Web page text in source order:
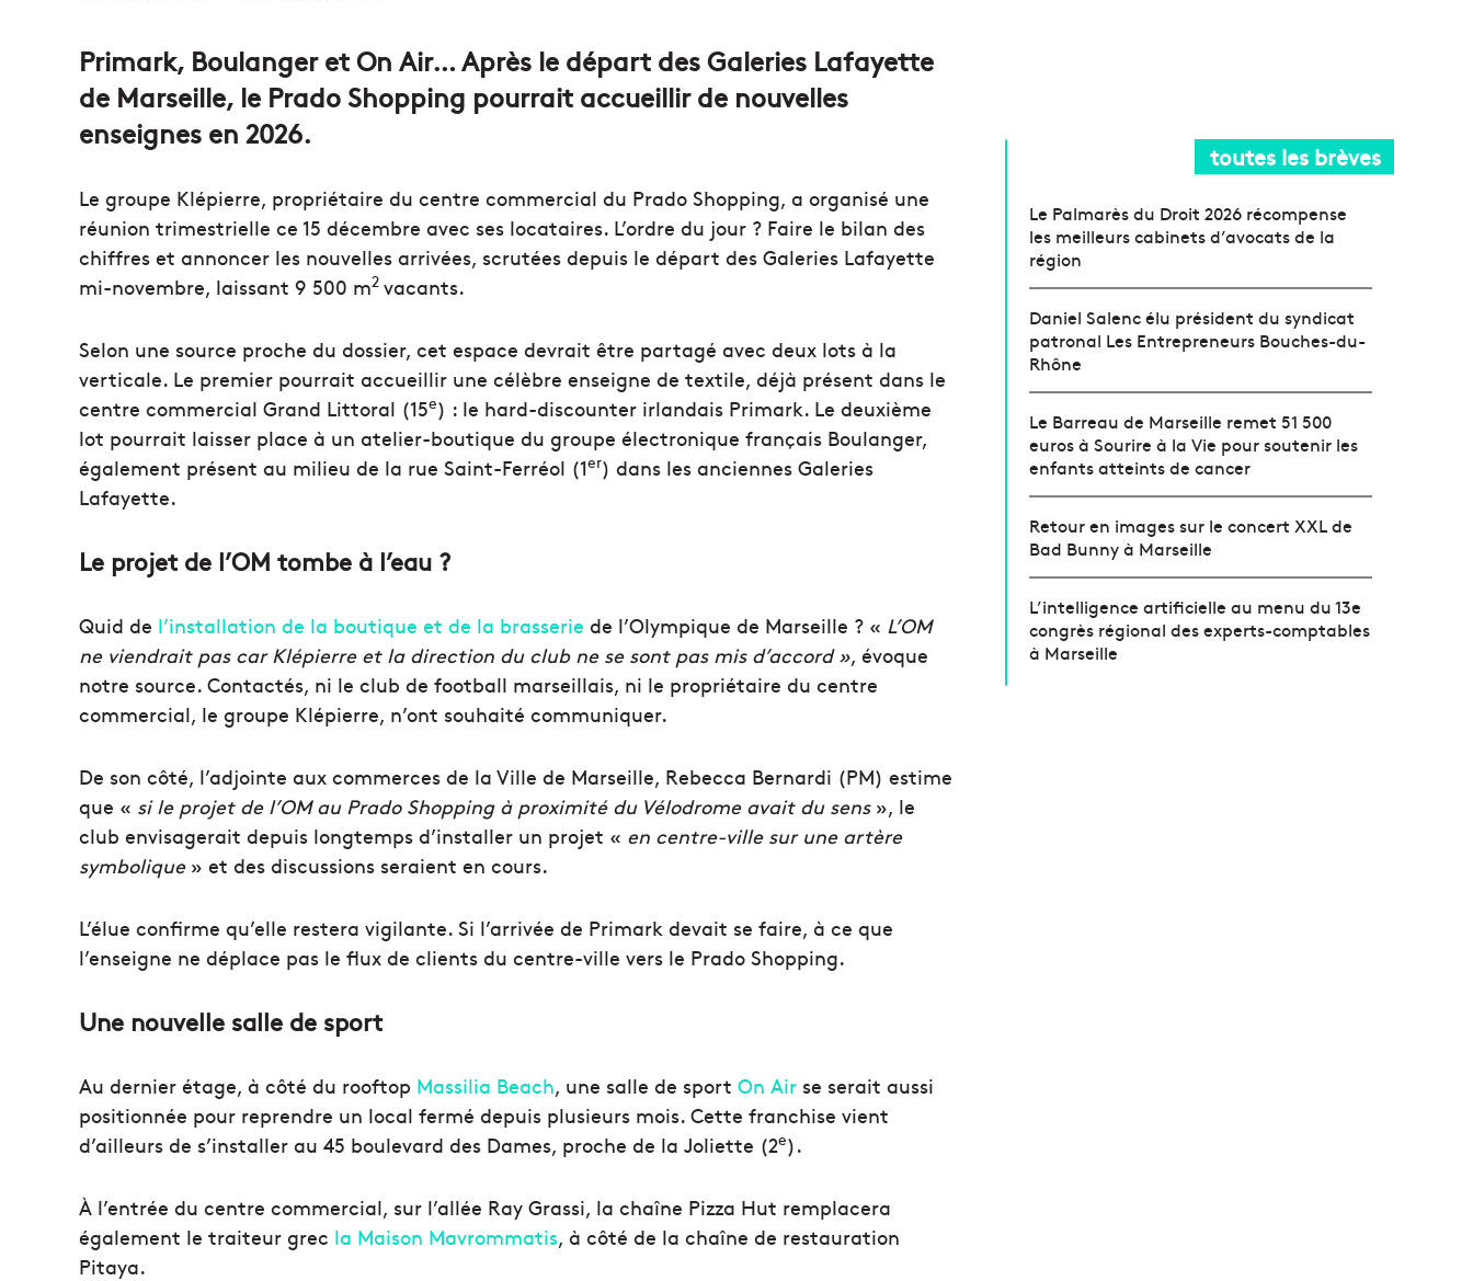
Primark, Boulanger et On Air… Après le départ des Galeries Lafayette
de Marseille, le Prado Shopping pourrait accueillir de nouvelles
enseignes en 2026.
Le groupe Klépierre, propriétaire du centre commercial du Prado Shopping, a organisé une
réunion trimestrielle ce 15 décembre avec ses locataires. L’ordre du jour ? Faire le bilan des
chiffres et annoncer les nouvelles arrivées, scrutées depuis le départ des Galeries Lafayette
mi-novembre, laissant 9 500 m2 vacants.
Selon une source proche du dossier, cet espace devrait être partagé avec deux lots à la
verticale. Le premier pourrait accueillir une célèbre enseigne de textile, déjà présent dans le
centre commercial Grand Littoral (15e) : le hard-discounter irlandais Primark. Le deuxième
lot pourrait laisser place à un atelier-boutique du groupe électronique français Boulanger,
également présent au milieu de la rue Saint-Ferréol (1er) dans les anciennes Galeries
Lafayette.
Le projet de l’OM tombe à l’eau ?
Quid de l’installation de la boutique et de la brasserie de l’Olympique de Marseille ? « L’OM
ne viendrait pas car Klépierre et la direction du club ne se sont pas mis d’accord », évoque
notre source. Contactés, ni le club de football marseillais, ni le propriétaire du centre
commercial, le groupe Klépierre, n’ont souhaité communiquer.
De son côté, l’adjointe aux commerces de la Ville de Marseille, Rebecca Bernardi (PM) estime
que « si le projet de l’OM au Prado Shopping à proximité du Vélodrome avait du sens», le
club envisagerait depuis longtemps d’installer un projet « en centre-ville sur une artère
symbolique» et des discussions seraient en cours.
L’élue confirme qu’elle restera vigilante. Si l’arrivée de Primark devait se faire, à ce que
l’enseigne ne déplace pas le flux de clients du centre-ville vers le Prado Shopping.
Une nouvelle salle de sport
Au dernier étage, à côté du rooftop Massilia Beach, une salle de sport On Air se serait aussi
positionnée pour reprendre un local fermé depuis plusieurs mois. Cette franchise vient
d’ailleurs de s’installer au 45 boulevard des Dames, proche de la Joliette (2e).
À l’entrée du centre commercial, sur l’allée Ray Grassi, la chaîne Pizza Hut remplacera
également le traiteur grec la Maison Mavrommatis, à côté de la chaîne de restauration
Pitaya.
toutes les brèves
Le Palmarès du Droit 2026 récompense
les meilleurs cabinets d’avocats de la
région
Daniel Salenc élu président du syndicat
patronal Les Entrepreneurs Bouches-du-
Rhône
Le Barreau de Marseille remet 51 500
euros à Sourire à la Vie pour soutenir les
enfants atteints de cancer
Retour en images sur le concert XXL de
Bad Bunny à Marseille
L’intelligence artificielle au menu du 13e
congrès régional des experts-comptables
à Marseille